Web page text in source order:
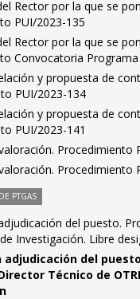
Rector por la que se
PUI/2023-135
Rector por la que se
Convocatoria
y propuesta de
PUI/2023-134
y propuesta de
PUI/2023-141
Procedimiento
Procedimiento
PTGAS
del puesto.
Investigación. Libre
adjudicación del
Técnico de